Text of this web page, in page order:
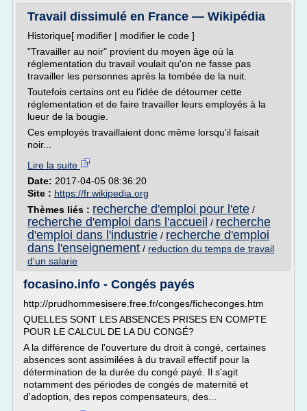
Travail dissimulé en France — Wikipédia
Historique[ modifier | modifier le code ]
"Travailler au noir" provient du moyen âge où la
réglementation du travail voulait qu'on ne fasse pas
travailler les personnes après la tombée de la nuit.
Toutefois certains ont eu l'idée de détourner cette
réglementation et de faire travailler leurs employés à la
lueur de la bougie.
Ces employés travaillaient donc même lorsqu'il faisait
noir...
Lire la suite
Date: 2017-04-05 08:36:20
Site : https://fr.wikipedia.org
Thèmes liés : recherche d'emploi pour l'ete /
recherche d'emploi dans l'accueil / recherche
d'emploi dans l'industrie / recherche d'emploi
dans l'enseignement / reduction du temps de travail
d'un salarie
focasino.info - Congés payés
http://prudhommesisere.free.fr/conges/ficheconges.htm
QUELLES SONT LES ABSENCES PRISES EN COMPTE
POUR LE CALCUL DE LA DU CONGÉ?
A la différence de l'ouverture du droit à congé, certaines
absences sont assimilées à du travail effectif pour la
détermination de la durée du congé payé. Il s'agit
notamment des périodes de congés de maternité et
d'adoption, des repos compensateurs, des...